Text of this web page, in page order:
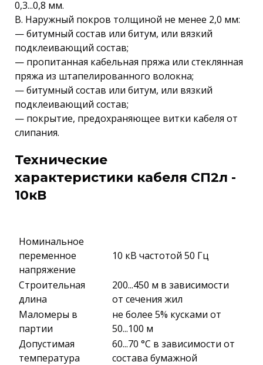
0,3...0,8 мм.
В. Наружный покров толщиной не менее 2,0 мм:
— битумный состав или битум, или вязкий
подклеивающий состав;
— пропитанная кабельная пряжа или стеклянная
пряжа из штапелированного волокна;
— битумный состав или битум, или вязкий
подклеивающий состав;
— покрытие, предохраняющее витки кабеля от
слипания.
Технические
характеристики кабеля СП2л -
10кВ
Номинальное
переменное
напряжение
10 кВ частотой 50 Гц
Строительная
длина
200...450 м в зависимости
от сечения жил
Маломеры в
партии
не более 5% кусками от
50...100 м
Допустимая
температура
60...70 °C в зависимости от
состава бумажной